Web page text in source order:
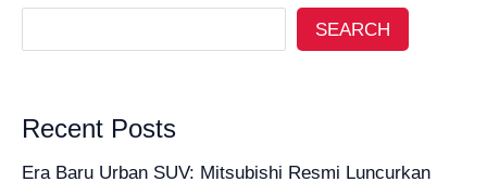
SEARCH
Recent Posts
Era Baru Urban SUV: Mitsubishi Resmi Luncurkan